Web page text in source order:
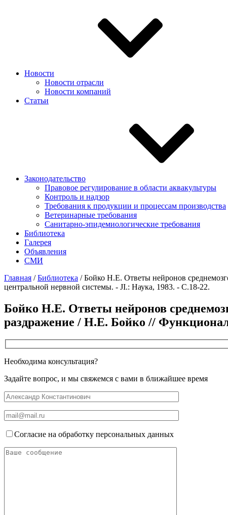
Новости
Новости отрасли
Новости компаний
Статьи
Законодательство
Правовое регулирование в области аквакультуры
Контроль и надзор
Требования к продукции и процессам производства
Ветеринарные требования
Санитарно-эпидемиологические требования
Библиотека
Галерея
Объявления
СМИ
Главная /Библиотека /Бойко Н.Е. Ответы нейронов
центральной нервной системы. - JI.: Наука, 1983. - С.18-22.
Бойко Н.Е. Ответы нейронов
раздражение / Н.Е. Бойко //
Необходима консультация?
Задайте вопрос, и мы свяжемся с вами в ближайшее время
Согласие на обработку персональных данных